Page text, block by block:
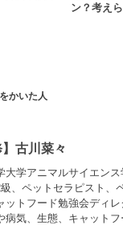
ン？考え
かいた人
】古川菜々
大学アニマルサイエン
、ペットセラピスト、
ットフード勉強会ディ
病気、生態、キャット